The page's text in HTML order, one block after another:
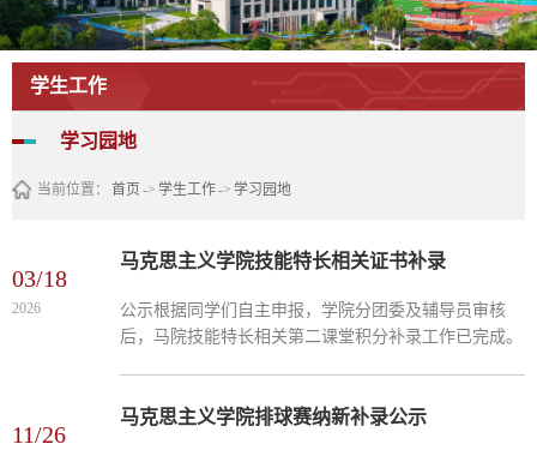
学生工作
学习园地
当前位置： 首页 -> 学生工作-> 学习园地
03/18
2026
马克思主义学院技能特长相关证书补录
公示根据同学们自主申报，学院分团委及辅导员审核
后，马院技能特长相关第二课堂积分补录工作已完成。
https://qfile.qq.com/q/KpqvH2wdOM公示时间为 3 月 18
11/26
马克思主义学院排球赛纳新补录公示